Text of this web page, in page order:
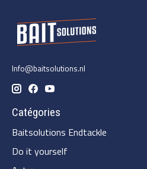
Info@baitsolutions.nl
Catégories
Baitsolutions Endtackle
Do it yourself